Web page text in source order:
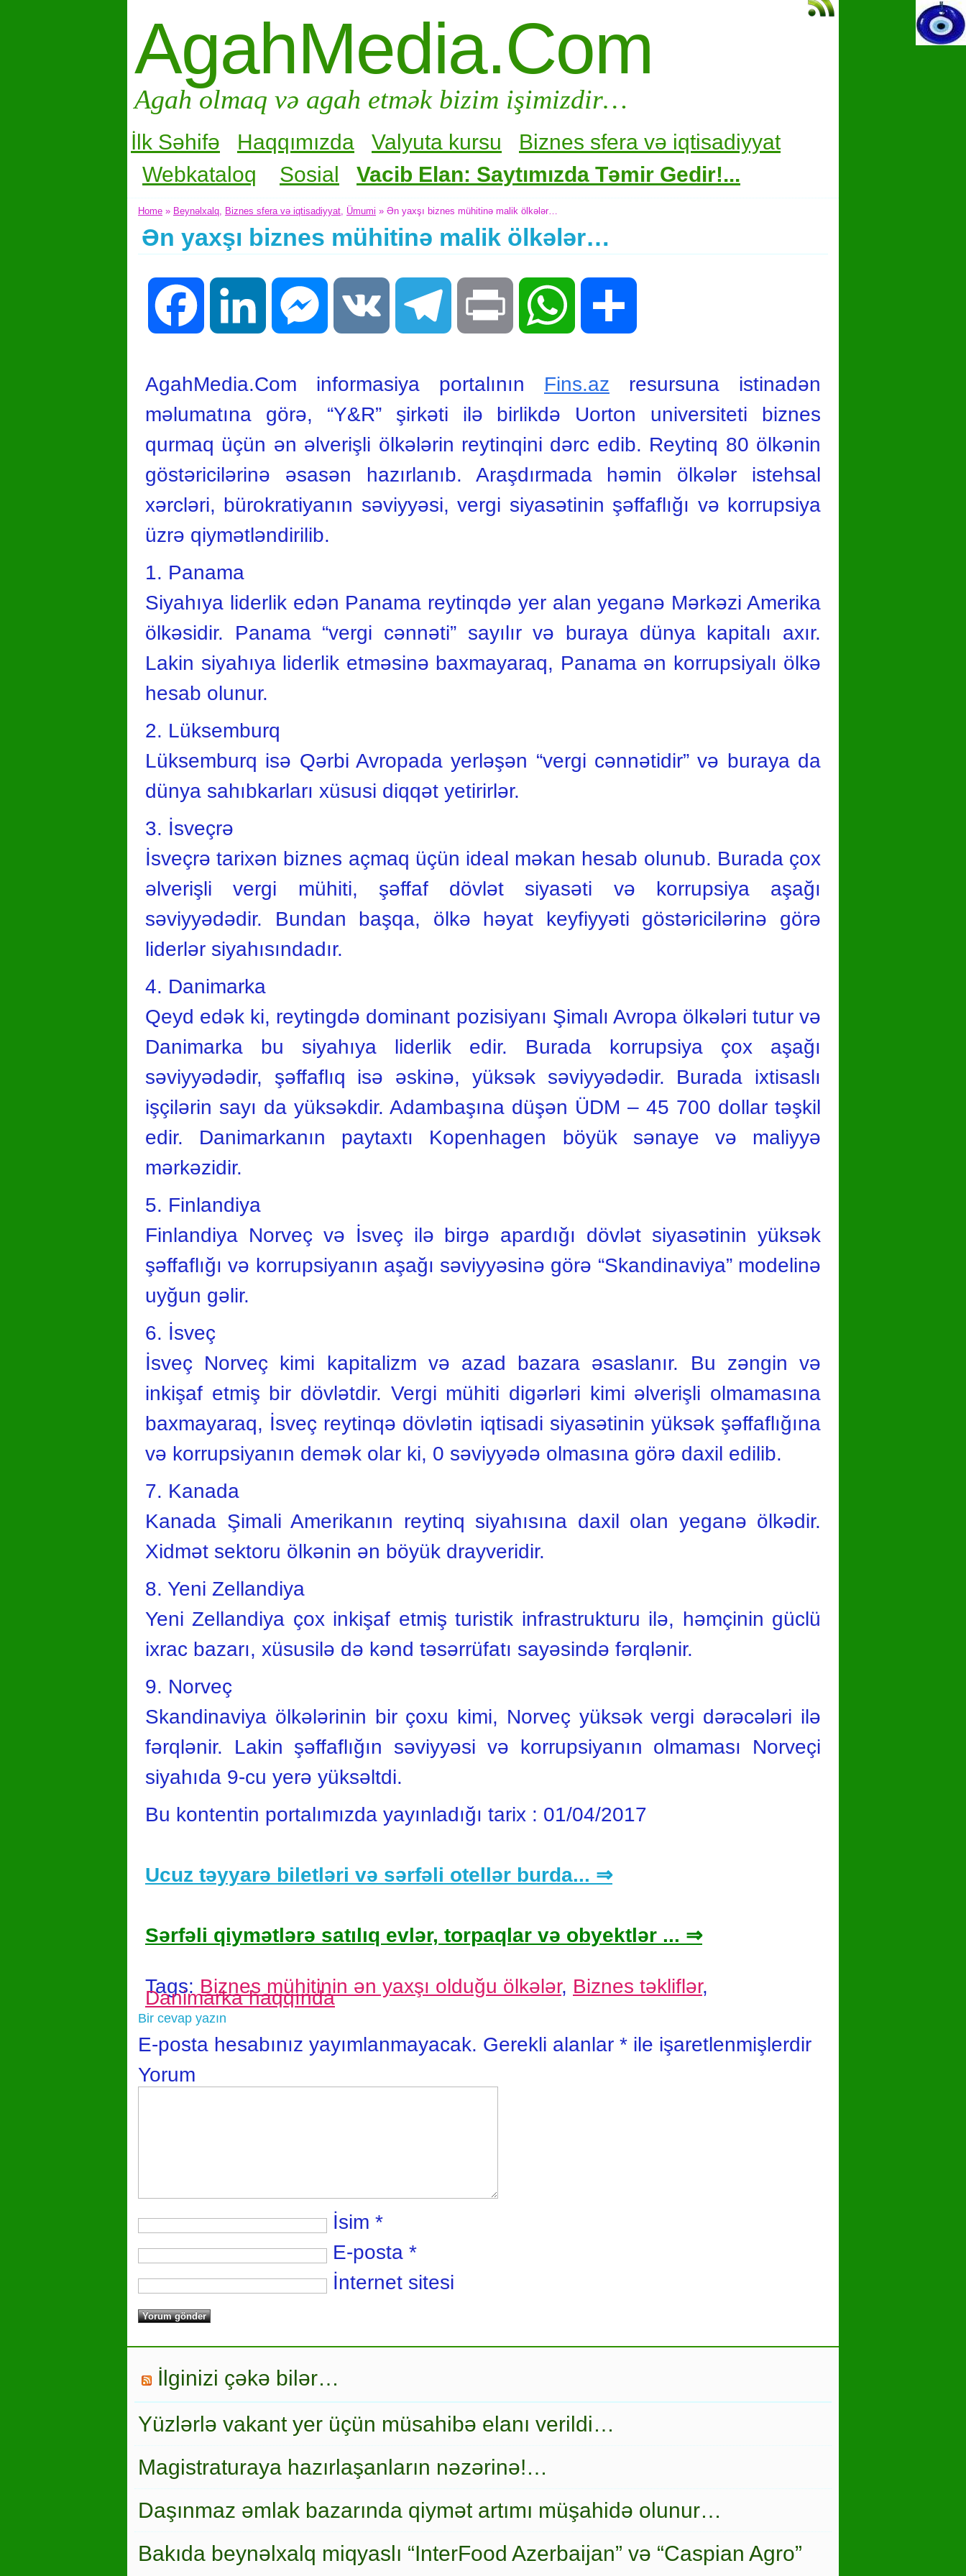
AgahMedia.Com
Agah olmaq və agah etmək bizim işimizdir…
İlk Səhifə Haqqımızda Valyuta kursu Biznes sfera və iqtisadiyyat
Webkataloq
Sosial Vacib Elan: Saytımızda Təmir Gedir!...
Home » Beynəlxalq Biznes sfera və iqtisadiyyat Ümumi » Ən yaxşı biznes mühitinə malik ölkələr…
Ən yaxşı biznes mühitinə malik ölkələr…
Facebook LinkedIn Messenger VK Print WhatsApp
AgahMedia.Com informasiya portalının Fins.az resursuna istinadən
məlumatına görə, “Y&R” şirkəti ilə birlikdə Uorton universiteti biznes
qurmaq üçün ən əlverişli ölkələrin reytinqini dərc edib. Reytinq 80 ölkənin
göstəricilərinə əsasən hazırlanıb. Araşdırmada həmin ölkələr istehsal
xərcləri, bürokratiyanın səviyyəsi, vergi siyasətinin şəffaflığı və korrupsiya
üzrə qiymətləndirilib.
1. Panama
Siyahıya liderlik edən Panama reytinqdə yer alan yeganə Mərkəzi Amerika
ölkəsidir. Panama “vergi cənnəti” sayılır və buraya dünya kapitalı axır.
Lakin siyahıya liderlik etməsinə baxmayaraq, Panama ən korrupsiyalı ölkə
hesab olunur.
2. Lüksemburq
Lüksemburq isə Qərbi Avropada yerləşən “vergi cənnətidir” və buraya da
dünya sahıbkarları xüsusi diqqət yetirirlər.
3. İsveçrə
İsveçrə tarixən biznes açmaq üçün ideal məkan hesab olunub. Burada çox
əlverişli vergi mühiti, şəffaf dövlət siyasəti və korrupsiya aşağı
səviyyədədir. Bundan başqa, ölkə həyat keyfiyyəti göstəricilərinə görə
liderlər siyahısındadır.
4. Danimarka
Qeyd edək ki, reytingdə dominant pozisiyanı Şimalı Avropa ölkələri tutur və
Danimarka bu siyahıya liderlik edir. Burada korrupsiya çox aşağı
səviyyədədir, şəffaflıq isə əskinə, yüksək səviyyədədir. Burada ixtisaslı
işçilərin sayı da yüksəkdir. Adambaşına düşən ÜDM – 45 700 dollar təşkil
edir. Danimarkanın paytaxtı Kopenhagen böyük sənaye və maliyyə
mərkəzidir.
5. Finlandiya
Finlandiya Norveç və İsveç ilə birgə apardığı dövlət siyasətinin yüksək
şəffaflığı və korrupsiyanın aşağı səviyyəsinə görə “Skandinaviya” modelinə
uyğun gəlir.
6. İsveç
İsveç Norveç kimi kapitalizm və azad bazara əsaslanır. Bu zəngin və
inkişaf etmiş bir dövlətdir. Vergi mühiti digərləri kimi əlverişli olmamasına
baxmayaraq, İsveç reytinqə dövlətin iqtisadi siyasətinin yüksək şəffaflığına
və korrupsiyanın demək olar ki, 0 səviyyədə olmasına görə daxil edilib.
7. Kanada
Kanada Şimali Amerikanın reytinq siyahısına daxil olan yeganə ölkədir.
Xidmət sektoru ölkənin ən böyük drayveridir.
8. Yeni Zellandiya
Yeni Zellandiya çox inkişaf etmiş turistik infrastrukturu ilə, həmçinin güclü
ixrac bazarı, xüsusilə də kənd təsərrüfatı sayəsində fərqlənir.
9. Norveç
Skandinaviya ölkələrinin bir çoxu kimi, Norveç yüksək vergi dərəcələri ilə
fərqlənir. Lakin şəffaflığın səviyyəsi və korrupsiyanın olmaması Norveçi
siyahıda 9-cu yerə yüksəltdi.
Bu kontentin portalımızda yayınladığı tarix : 01/04/2017
Ucuz təyyarə biletləri və sərfəli otellər burda... ⇒
Sərfəli qiymətlərə satılıq evlər, torpaqlar və obyektlər ... ⇒
Tags: Biznes mühitinin ən yaxşı olduğu ölkələr, Biznes təkliflər,
Danimarka haqqında
Bir cevap yazın
E-posta hesabınız yayımlanmayacak. Gerekli alanlar * ile işaretlenmişlerdir
Yorum
İsim *
E-posta *
İnternet sitesi
İlginizi çəkə bilər…
Yüzlərlə vakant yer üçün müsahibə elanı verildi…
Magistraturaya hazırlaşanların nəzərinə!…
Daşınmaz əmlak bazarında qiymət artımı müşahidə olunur…
Bakıda beynəlxalq miqyaslı “InterFood Azerbaijan” və “Caspian Agro”